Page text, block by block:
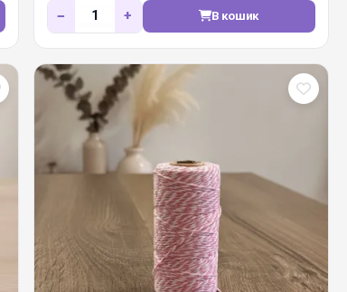
− + В кошик